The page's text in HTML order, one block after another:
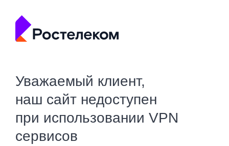
Уважаемый клиент,
наш сайт недоступен
при использовании VPN
сервисов